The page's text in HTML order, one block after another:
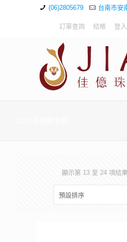
(06)2805679 台南市安
訂單查詢 結帳 登入
顯示第 13 至 24 項結